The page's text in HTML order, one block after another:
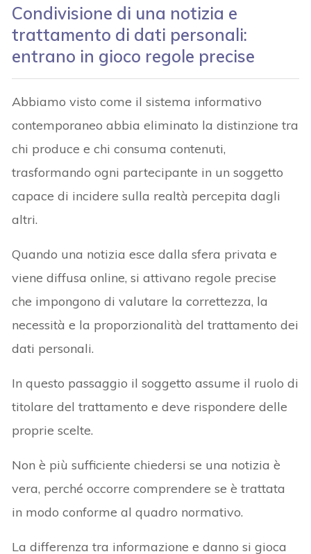
Condivisione di una notizia e
trattamento di dati personali:
entrano in gioco regole precise
Abbiamo visto come il sistema informativo
contemporaneo abbia eliminato la distinzione tra
chi produce e chi consuma contenuti,
trasformando ogni partecipante in un soggetto
capace di incidere sulla realtà percepita dagli
altri.
Quando una notizia esce dalla sfera privata e
viene diffusa online, si attivano regole precise
che impongono di valutare la correttezza, la
necessità e la proporzionalità del trattamento dei
dati personali.
In questo passaggio il soggetto assume il ruolo di
titolare del trattamento e deve rispondere delle
proprie scelte.
Non è più sufficiente chiedersi se una notizia è
vera, perché occorre comprendere se è trattata
in modo conforme al quadro normativo.
La differenza tra informazione e danno si gioca